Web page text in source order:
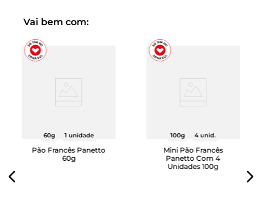
Vai bem com:
60g 1 unidade
Pão Francês Panetto
60g
100g 4 unid.
Mini Pão Francês
Panetto Com 4
Unidades 100g